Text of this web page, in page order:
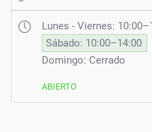
Lunes - Viernes:
Sábado: 10:00–14:00
Domingo: Cerrado
ABIERTO